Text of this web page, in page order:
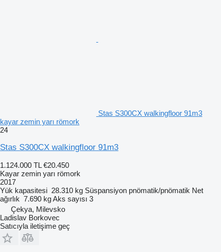
Stas S300CX walkingfloor 91m3
kayar zemin yarı römork
24
Stas S300CX walkingfloor 91m3
1.124.000 TL €20.450
Kayar zemin yarı römork
2017
Yük kapasitesi 28.310 kg Süspansiyon pnömatik/pnömatik Net
ağırlık 7.690 kgAks sayısı 3
Çekya, Milevsko
Ladislav Borkovec
Satıcıyla iletişime geç